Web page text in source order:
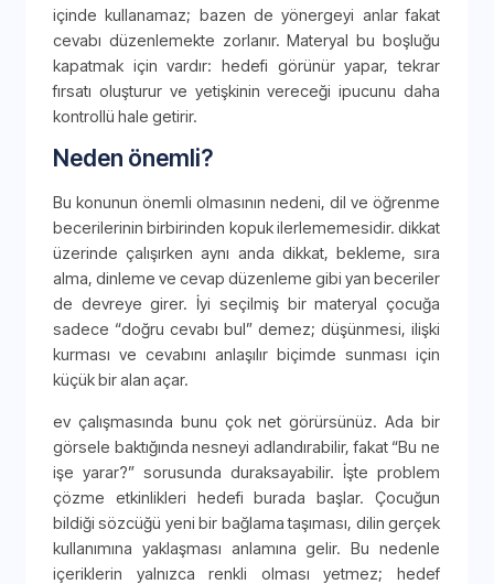
içinde kullanamaz; bazen de yönergeyi anlar fakat
cevabı düzenlemekte zorlanır. Materyal bu boşluğu
kapatmak için vardır: hedefi görünür yapar, tekrar
fırsatı oluşturur ve yetişkinin vereceği ipucunu daha
kontrollü hale getirir.
Neden önemli?
Bu konunun önemli olmasının nedeni, dil ve öğrenme
becerilerinin birbirinden kopuk ilerlememesidir. dikkat
üzerinde çalışırken aynı anda dikkat, bekleme, sıra
alma, dinleme ve cevap düzenleme gibi yan beceriler
de devreye girer. İyi seçilmiş bir materyal çocuğa
sadece “doğru cevabı bul” demez; düşünmesi, ilişki
kurması ve cevabını anlaşılır biçimde sunması için
küçük bir alan açar.
ev çalışmasında bunu çok net görürsünüz. Ada bir
görsele baktığında nesneyi adlandırabilir, fakat “Bu ne
işe yarar?” sorusunda duraksayabilir. İşte problem
çözme etkinlikleri hedefi burada başlar. Çocuğun
bildiği sözcüğü yeni bir bağlama taşıması, dilin gerçek
kullanımına yaklaşması anlamına gelir. Bu nedenle
içeriklerin yalnızca renkli olması yetmez; hedef